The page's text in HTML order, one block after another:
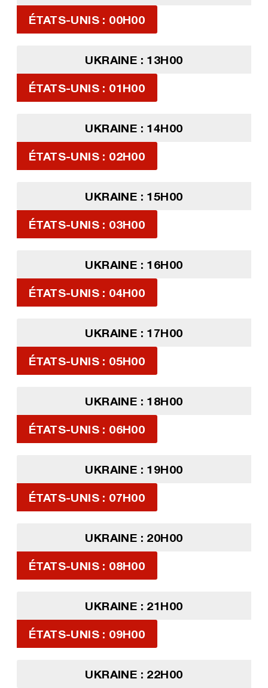
ÉTATS-UNIS : 00H00
UKRAINE : 13H00
ÉTATS-UNIS : 01H00
UKRAINE : 14H00
ÉTATS-UNIS : 02H00
UKRAINE : 15H00
ÉTATS-UNIS : 03H00
UKRAINE : 16H00
ÉTATS-UNIS : 04H00
UKRAINE : 17H00
ÉTATS-UNIS : 05H00
UKRAINE : 18H00
ÉTATS-UNIS : 06H00
UKRAINE : 19H00
ÉTATS-UNIS : 07H00
UKRAINE : 20H00
ÉTATS-UNIS : 08H00
UKRAINE : 21H00
ÉTATS-UNIS : 09H00
UKRAINE : 22H00